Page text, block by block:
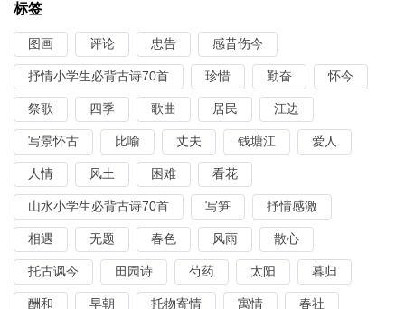
标签
图画 评论 忠告 感昔伤今
抒情小学生必背古诗70首 珍惜 勤奋 怀今
祭歌 四季 歌曲 居民 江边
写景怀古 比喻 丈夫 钱塘江 爱人
人情 风土 困难 看花
山水小学生必背古诗70首 写笋 抒情感激
相遇 无题 春色 风雨 散心
托古讽今 田园诗 芍药 太阳 暮归
酬和 早朝 托物寄情 寓情 春社